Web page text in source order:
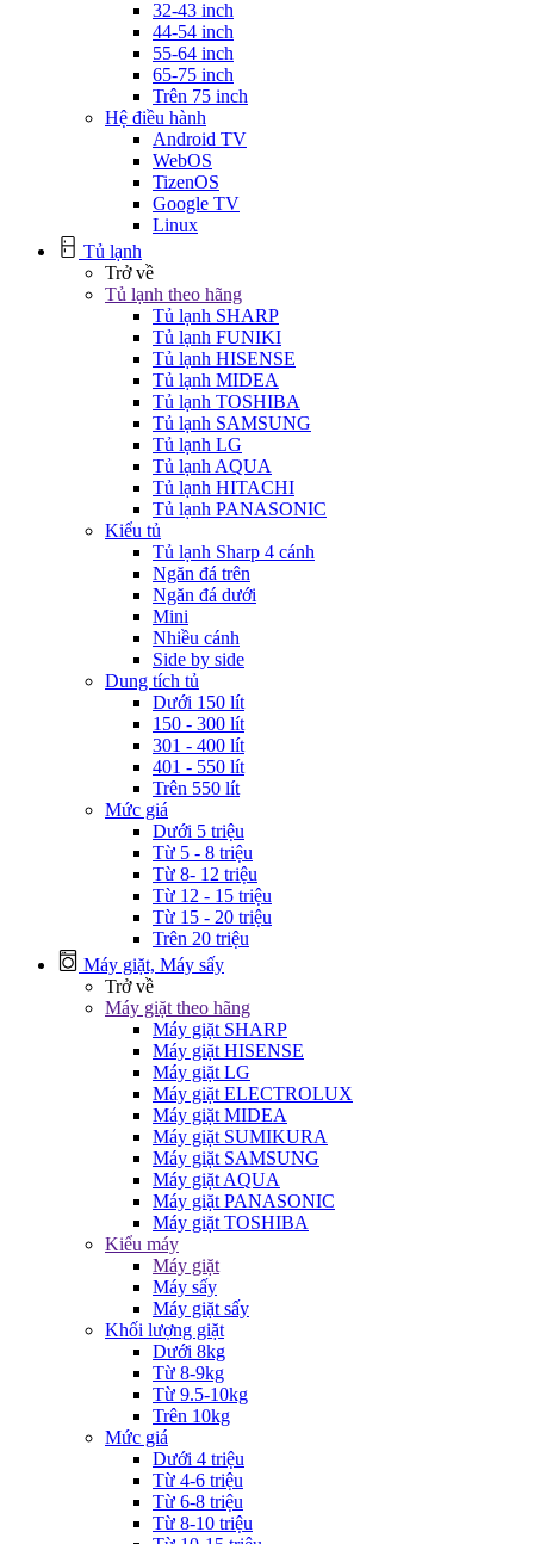
32-43 inch
44-54 inch
55-64 inch
65-75 inch
Trên 75 inch
Hệ điều hành
Android TV
WebOS
TizenOS
Google TV
Linux
Tủ lạnh
Trở về
Tủ lạnh theo hãng
Tủ lạnh SHARP
Tủ lạnh FUNIKI
Tủ lạnh HISENSE
Tủ lạnh MIDEA
Tủ lạnh TOSHIBA
Tủ lạnh SAMSUNG
Tủ lạnh LG
Tủ lạnh AQUA
Tủ lạnh HITACHI
Tủ lạnh PANASONIC
Kiểu tủ
Tủ lạnh Sharp 4 cánh
Ngăn đá trên
Ngăn đá dưới
Mini
Nhiều cánh
Side by side
Dung tích tủ
Dưới 150 lít
150 - 300 lít
301 - 400 lít
401 - 550 lít
Trên 550 lít
Mức giá
Dưới 5 triệu
Từ 5 - 8 triệu
Từ 8- 12 triệu
Từ 12 - 15 triệu
Từ 15 - 20 triệu
Trên 20 triệu
Máy giặt, Máy sấy
Trở về
Máy giặt theo hãng
Máy giặt SHARP
Máy giặt HISENSE
Máy giặt LG
Máy giặt ELECTROLUX
Máy giặt MIDEA
Máy giặt SUMIKURA
Máy giặt SAMSUNG
Máy giặt AQUA
Máy giặt PANASONIC
Máy giặt TOSHIBA
Kiểu máy
Máy giặt
Máy sấy
Máy giặt sấy
Khối lượng giặt
Dưới 8kg
Từ 8-9kg
Từ 9.5-10kg
Trên 10kg
Mức giá
Dưới 4 triệu
Từ 4-6 triệu
Từ 6-8 triệu
Từ 8-10 triệu